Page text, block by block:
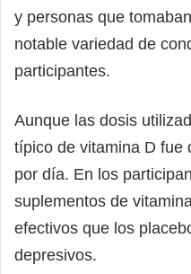
y personas que
notable variedad de
participantes.
Aunque las dosis
típico de vitamina D fue
por día. En los
suplementos de
efectivos que los
depresivos.